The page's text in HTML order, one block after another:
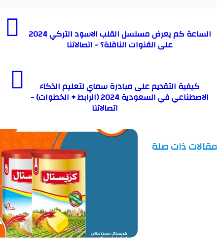
الساعة كم يعرض مسلسل القلب الاسود التركي 2024
على القنوات الناقلة؟ - اتصالاتنا
التقديم على مبادرة سماي لتعليم الذكاء
الاصطناعي في السعودية 2024 (الرابط + الخطوات) -
ذات صلة